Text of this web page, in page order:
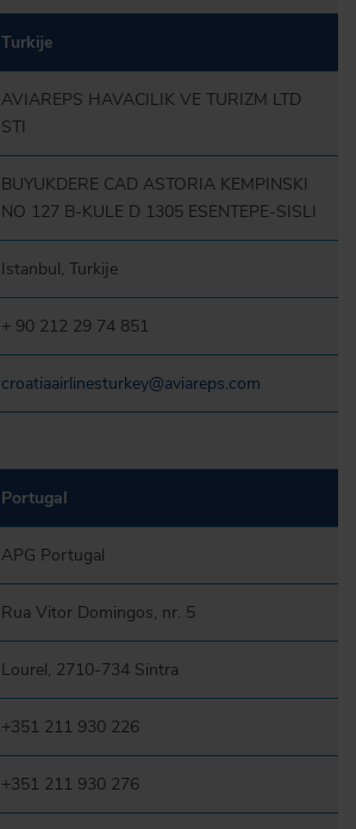
Turkije
AVIAREPS HAVACILIK VE TURIZM LTD
STI
BUYUKDERE CAD ASTORIA KEMPINSKI
NO 127 B-KULE D 1305 ESENTEPE-SISLI
Istanbul, Turkije
+ 90 212 29 74 851
croatiaairlinesturkey@aviareps.com
Portugal
APG Portugal
Rua Vitor Domingos, nr. 5
Lourel, 2710-734 Sintra
+351 211 930 226
+351 211 930 276